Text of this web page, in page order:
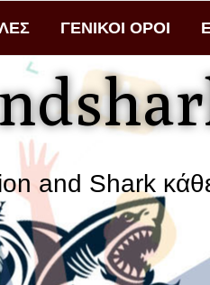
ΓΕΝΙΚΟΙ ΟΡΟΙ
κάθε